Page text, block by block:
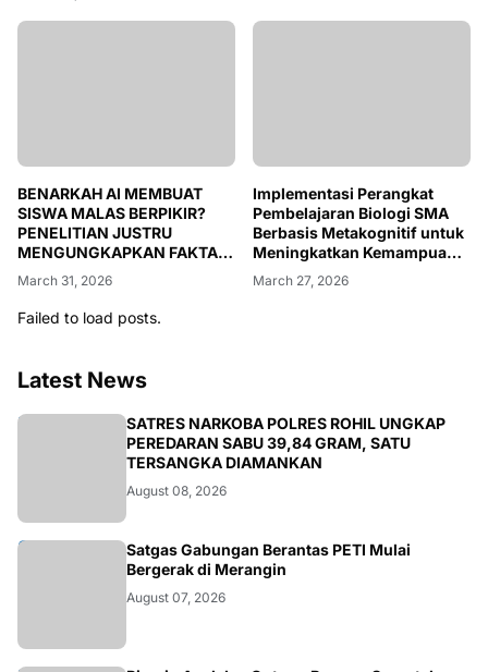
BENARKAH AI MEMBUAT
SISWA MALAS BERPIKIR?
PENELITIAN JUSTRU
MENGUNGKAPKAN FAKTA
BERBEDA
March 31, 2026
Implementasi Perangkat
Pembelajaran Biologi SMA
Berbasis Metakognitif untuk
Meningkatkan Kemampuan
Kognitif dan
Mengembangkan Karakter
March 27, 2026
Failed to load posts.
Latest News
SATRES NARKOBA POLRES ROHIL UNGKAP
PEREDARAN SABU 39,84 GRAM, SATU
TERSANGKA DIAMANKAN
August 08, 2026
Satgas Gabungan Berantas PETI Mulai
Bergerak di Merangin
August 07, 2026